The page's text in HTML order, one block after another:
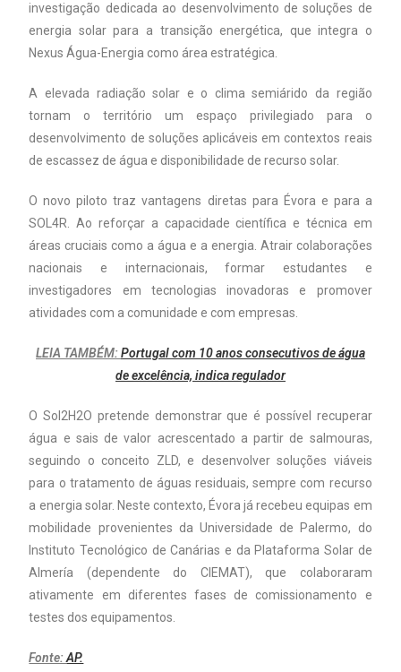
investigação dedicada ao desenvolvimento de soluções de
energia solar para a transição energética, que integra o
Nexus Água-Energia como área estratégica.
A elevada radiação solar e o clima semiárido da região
tornam o território um espaço privilegiado para o
desenvolvimento de soluções aplicáveis em contextos reais
de escassez de água e disponibilidade de recurso solar.
O novo piloto traz vantagens diretas para Évora e para a
SOL4R. Ao reforçar a capacidade científica e técnica em
áreas cruciais como a água e a energia. Atrair colaborações
nacionais e internacionais, formar estudantes e
investigadores em tecnologias inovadoras e promover
atividades com a comunidade e com empresas.
LEIA TAMBÉM: Portugal com 10 anos consecutivos de água
de excelência, indica regulador
O Sol2H2O pretende demonstrar que é possível recuperar
água e sais de valor acrescentado a partir de salmouras,
seguindo o conceito ZLD, e desenvolver soluções viáveis
para o tratamento de águas residuais, sempre com recurso
a energia solar. Neste contexto, Évora já recebeu equipas em
mobilidade provenientes da Universidade de Palermo, do
Instituto Tecnológico de Canárias e da Plataforma Solar de
Almería (dependente do CIEMAT), que colaboraram
ativamente em diferentes fases de comissionamento e
testes dos equipamentos.
Fonte:AP.